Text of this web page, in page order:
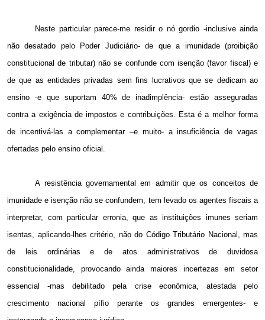
Neste particular parece-me residir o nó gordio -inclusive ainda
não desatado pelo Poder Judiciário- de que a imunidade (proibição
constitucional de tributar) não se confunde com isenção (favor fiscal) e
de que as entidades privadas sem fins lucrativos que se dedicam ao
ensino -e que suportam 40% de inadimplência- estão asseguradas
contra a exigência de impostos e contribuições. Esta é a melhor forma
de incentivá-las a complementar –e muito- a insuficiência de vagas
ofertadas pelo ensino oficial.
A resistência governamental em admitir que os conceitos de
imunidade e isenção não se confundem, tem levado os agentes fiscais a
interpretar, com particular erronia, que as instituições imunes seriam
isentas, aplicando-lhes critério, não do Código Tributário Nacional, mas
de leis ordinárias e de atos administrativos de duvidosa
constitucionalidade, provocando ainda maiores incertezas em setor
essencial -mas debilitado pela crise econômica, atestada pelo
crescimento nacional pífio perante os grandes emergentes- e